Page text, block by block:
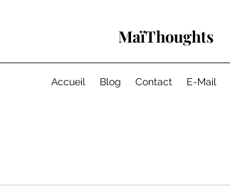
MaïThoughts
Accueil Blog Contact E-Mail